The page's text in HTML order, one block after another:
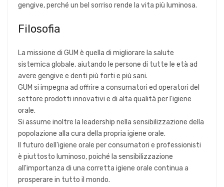
gengive, perché un bel sorriso rende la vita più luminosa.
Filosofia
La missione di GUM è quella di migliorare la salute
sistemica globale, aiutando le persone di tutte le età ad
avere gengive e denti più forti e più sani.
GUM si impegna ad offrire a consumatori ed operatori del
settore prodotti innovativi e di alta qualità per l'igiene
orale.
Si assume inoltre la leadership nella sensibilizzazione della
popolazione alla cura della propria igiene orale.
Il futuro dell'igiene orale per consumatori e professionisti
è piuttosto luminoso, poiché la sensibilizzazione
all'importanza di una corretta igiene orale continua a
prosperare in tutto il mondo.